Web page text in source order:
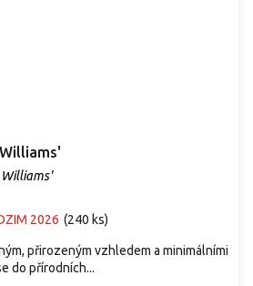
2026 (240 ks)
přirozeným vzhledem a minimálními
do přírodních...